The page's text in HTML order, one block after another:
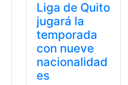
Liga de Quito
jugará la
temporada
con nueve
nacionalidad
es